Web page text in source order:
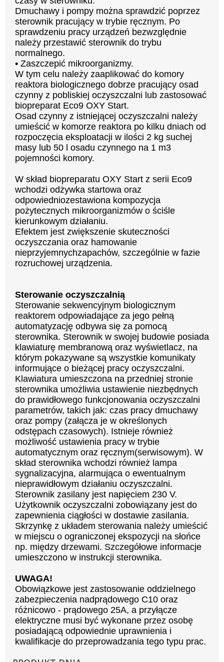
Dmuchawy i pompy można sprawdzić poprzez
sterownik pracujący w trybie ręcznym. Po
sprawdzeniu pracy urządzeń bezwzględnie
należy przestawić sterownik do trybu
normalnego.
• Zaszczepić mikroorganizmy.
W tym celu należy zaaplikować do komory
reaktora biologicznego dobrze pracujący osad
czynny z pobliskiej oczyszczalni lub zastosować
biopreparat Eco9 OXY Start.
Osad czynny z istniejącej oczyszczalni należy
umieścić w komorze reaktora po kilku dniach od
rozpoczęcia eksploatacji w ilości 2 kg suchej
masy lub 50 l osadu czynnego na 1 m3
pojemności komory.
W skład biopreparatu OXY Start z serii Eco9
wchodzi odżywka startowa oraz
odpowiedniozestawiona kompozycja
pożytecznych mikroorganizmów o ściśle
kierunkowym działaniu.
Efektem jest zwiększenie skuteczności
oczyszczania oraz hamowanie
nieprzyjemnychzapachów, szczególnie w fazie
rozruchowej urządzenia.
Sterowanie oczyszczalnią
Sterowanie sekwencyjnym biologicznym
reaktorem odpowiadające za jego pełną
automatyzację odbywa się za pomocą
sterownika. Sterownik w swojej budowie posiada
klawiaturę membranową oraz wyświetlacz, na
którym pokazywane są wszystkie komunikaty
informujące o bieżącej pracy oczyszczalni.
Klawiatura umieszczona na przedniej stronie
sterownika umożliwia ustawienie niezbędnych
do prawidłowego funkcjonowania oczyszczalni
parametrów, takich jak: czas pracy dmuchawy
oraz pompy (załącza je w określonych
odstępach czasowych). Istnieje również
możliwość ustawienia pracy w trybie
automatycznym oraz ręcznym(serwisowym). W
skład sterownika wchodzi również lampa
sygnalizacyjna, alarmująca o ewentualnym
nieprawidłowym działaniu oczyszczalni.
Sterownik zasilany jest napięciem 230 V.
Użytkownik oczyszczalni zobowiązany jest do
zapewnienia ciągłości w dostawie zasilania.
Skrzynkę z układem sterowania należy umieścić
w miejscu o ograniczonej ekspozycji na słońce
np. między drzewami. Szczegółowe informacje
umieszczono w instrukcji sterownika.
UWAGA!
Obowiązkowe jest zastosowanie oddzielnego
zabezpieczenia nadprądowego C10 oraz
różnicowo - prądowego 25A, a przyłącze
elektryczne musi być wykonane przez osobę
posiadającą odpowiednie uprawnienia i
kwalifikacje do przeprowadzania tego typu prac.